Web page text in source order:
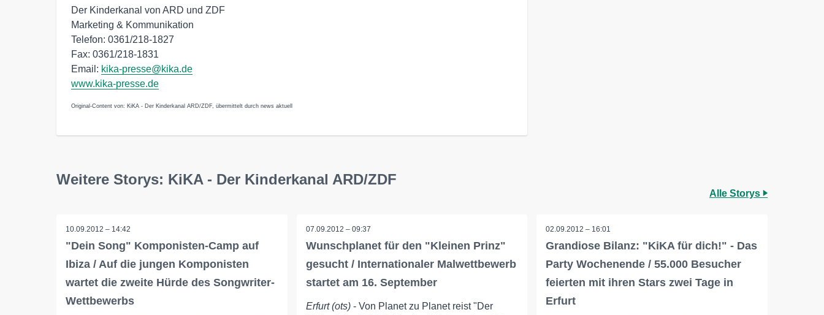
Der Kinderkanal von ARD und ZDF
Marketing & Kommunikation
Telefon: 0361/218-1827
Fax: 0361/218-1831
Email: kika-presse@kika.de
www.kika-presse.de
Original-Content von: KiKA - Der Kinderkanal ARD/ZDF, übermittelt durch news aktuell
Weitere Storys: KiKA - Der Kinderkanal ARD/ZDF
Alle Storys
10.09.2012 – 14:42
"Dein Song" Komponisten-Camp auf
Ibiza / Auf die jungen Komponisten
wartet die zweite Hürde des Songwriter-
Wettbewerbs
07.09.2012 – 09:37
Wunschplanet für den "Kleinen Prinz"
gesucht / Internationaler Malwettbewerb
startet am 16. September
Erfurt (ots)- Von Planet zu Planet reist "Der
02.09.2012 – 16:01
Grandiose Bilanz: "KiKA für dich!" - Das
Party Wochenende / 55.000 Besucher
feierten mit ihren Stars zwei Tage in
Erfurt